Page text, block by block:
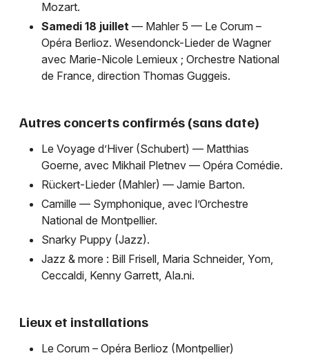
Mozart.
Samedi 18 juillet — Mahler 5 — Le Corum –
Opéra Berlioz. Wesendonck-Lieder de Wagner
avec Marie-Nicole Lemieux ; Orchestre National
de France, direction Thomas Guggeis.
Autres concerts confirmés (sans date)
Le Voyage d’Hiver (Schubert) — Matthias
Goerne, avec Mikhail Pletnev — Opéra Comédie.
Rückert-Lieder (Mahler) — Jamie Barton.
Camille — Symphonique, avec l’Orchestre
National de Montpellier.
Snarky Puppy (Jazz).
Jazz & more : Bill Frisell, Maria Schneider, Yom,
Ceccaldi, Kenny Garrett, Ala.ni.
Lieux et installations
Le Corum – Opéra Berlioz (Montpellier)